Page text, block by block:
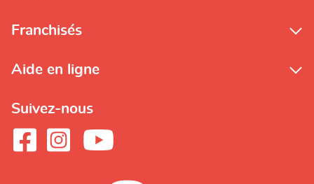
Franchisés
Aide en ligne
Suivez-nous